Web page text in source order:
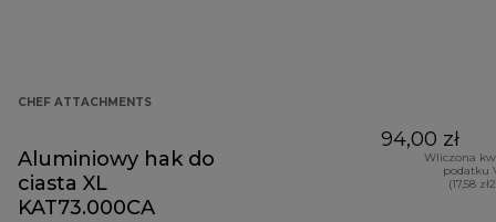
CHEF ATTACHMENTS
Aluminiowy hak do
ciasta XL
KAT73.000CA
94,00 zł
Wliczona
podatku
(17,58